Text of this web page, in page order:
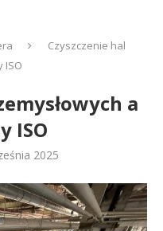
Czyszczenie hal
ISO
a
ISO
2025